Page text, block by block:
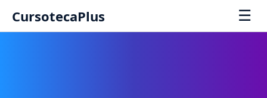
CursotecaPlus ☰